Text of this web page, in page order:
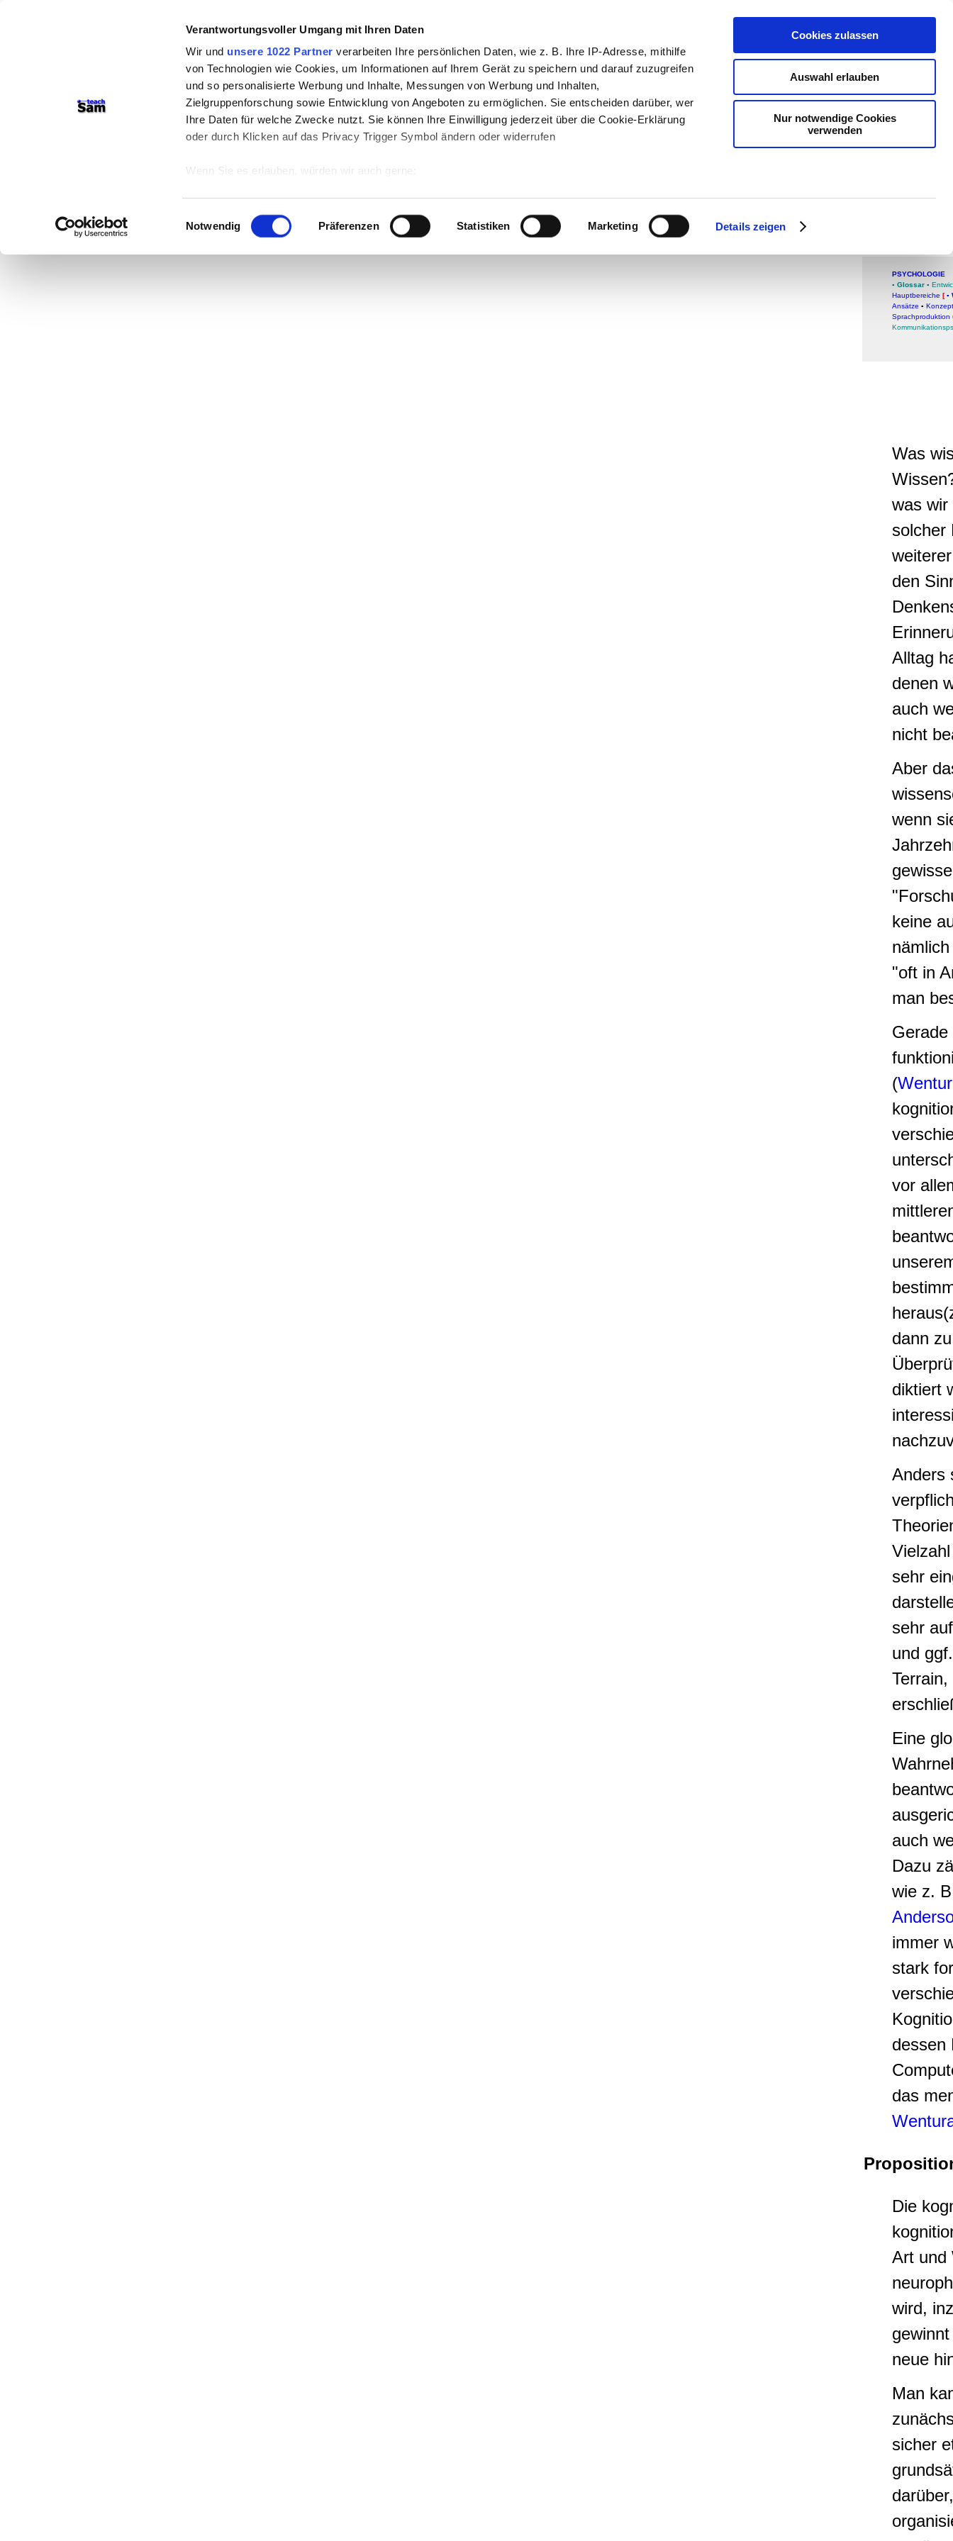
Verantwortungsvoller Umgang mit Ihren Daten
Wir und unsere 1022 Partner verarbeiten Ihre persönlichen Daten, wie z. B. Ihre IP-Adresse, mithilfe
von Technologien wie Cookies, um Informationen auf Ihrem Gerät zu speichern und darauf zuzugreifen
und so personalisierte Werbung und Inhalte, Messungen von Werbung und Inhalten,
Zielgruppenforschung sowie Entwicklung von Angeboten zu ermöglichen. Sie entscheiden darüber, wer
Ihre Daten für welche Zwecke nutzt. Sie können Ihre Einwilligung jederzeit über die Cookie-Erklärung
oder durch Klicken auf das Privacy Trigger Symbol ändern oder widerrufen
Wenn Sie es erlauben, würden wir auch gerne:
Ihr Gerät durch aktives Scannen nach bestimmten Merkmalen (Fingerprinting) identifizieren
Erfahren Sie mehr darüber, wie Ihre persönlichen Daten verarbeitet werden, und legen Sie Ihre
Präferenzen imAbschnitt Einzelheitenfest.
Einwilligungsauswahl
Notwendig Präferenzen Statistiken Marketing Details zeigen
Cookies zulassen
Auswahl erlauben
Nur notwendige Cookies
verwenden
Politik
-Methodik
navigiert
man auf
PSYCHOLOGIE
▪ Glossar ▪
Hauptbereiche [▪
Ansätze ▪
Sprachproduktion
Was
was wir
solcher
den
Alltag
denen
auch
nicht
Aber
wenn
keine
"oft in
man
(
vor
dann
diktiert
Anders
sehr
sehr
und
Eine
auch
Dazu
wie z.
immer
stark
dessen
das
Die
Art und
wird,
neue
Man
sicher